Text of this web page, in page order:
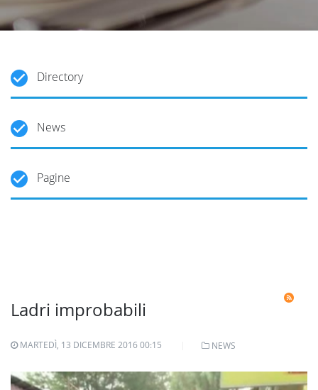
Directory
News
Pagine
Ladri improbabili
MARTEDÌ, 13 DICEMBRE 2016 00:15 NEWS